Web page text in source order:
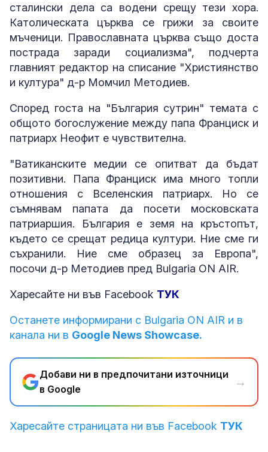
сталински дела са водени срещу тези хора.
Католическата църква се грижи за своите
мъченици. Православната църква също доста
пострада заради социализма", подчерта
главният редактор на списание "Християнство
и култура" д-р Момчил Методиев.
Според госта на "България сутрин" темата с
общото богослужение между папа Франциск и
патриарх Неофит е чувствителна.
"Ватиканските медии се опитват да бъдат
позитивни. Папа Франциск има много топли
отношения с Вселенския патриарх. Но се
съмнявам папата да посети московската
патриаршия. България е земя на кръстопът,
където се срещат редица култури. Ние сме ги
съхранили. Ние сме образец за Европа",
посочи д-р Методиев пред Bulgaria ON AIR.
Харесайте ни във Facebook ТУК
Останете информирани с Bulgaria ON AIR и в
канала ни в Google News Showcase.
Добави ни в предпочитани източници
в Google
→
Харесайте страницата ни във Facebook ТУК